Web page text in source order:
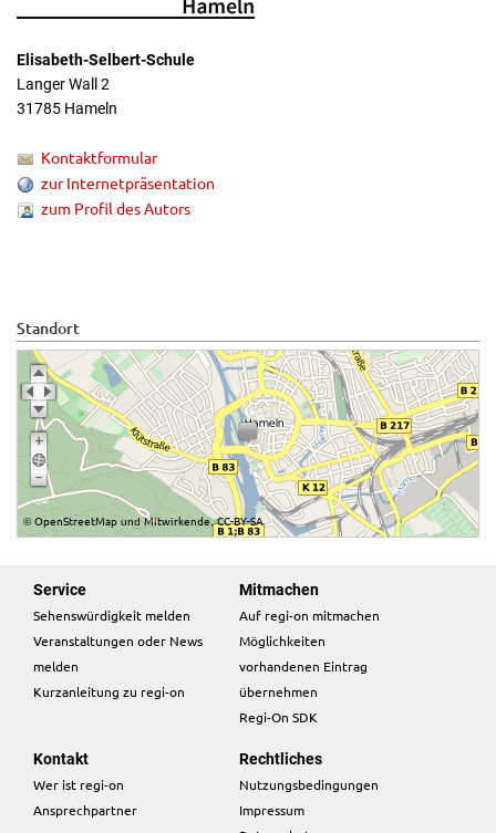
Elisabeth-Selbert-Schule
Langer Wall 2
31785 Hameln
Kontaktformular
zur Internetpräsentation
zum Profil des Autors
Standort
©OpenStreetMap und Mitwirkende,CC-BY-SA
Service
Sehenswürdigkeit melden
Veranstaltungen oder News
melden
Kurzanleitung zu regi-on
Mitmachen
Auf regi-on mitmachen
Möglichkeiten
vorhandenen Eintrag
übernehmen
Regi-On SDK
Kontakt
Wer ist regi-on
Ansprechpartner
Rechtliches
Nutzungsbedingungen
Impressum